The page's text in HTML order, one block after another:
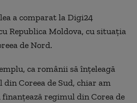
a comparat la Digi24
Republica Moldova, cu situația
de Nord.
ca românii să înțeleagă
Coreea de Sud, chiar am
regimul din Corea de